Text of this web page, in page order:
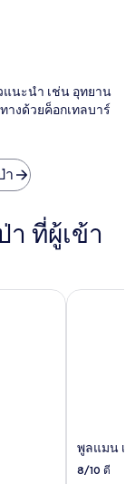
แนะนำ เช่น อุทยาน
างด้วยค็อกเทลบาร์
า
ที่ผู้เข้า
พูลแมน เ
8/10 ดี
พูลแมน เ